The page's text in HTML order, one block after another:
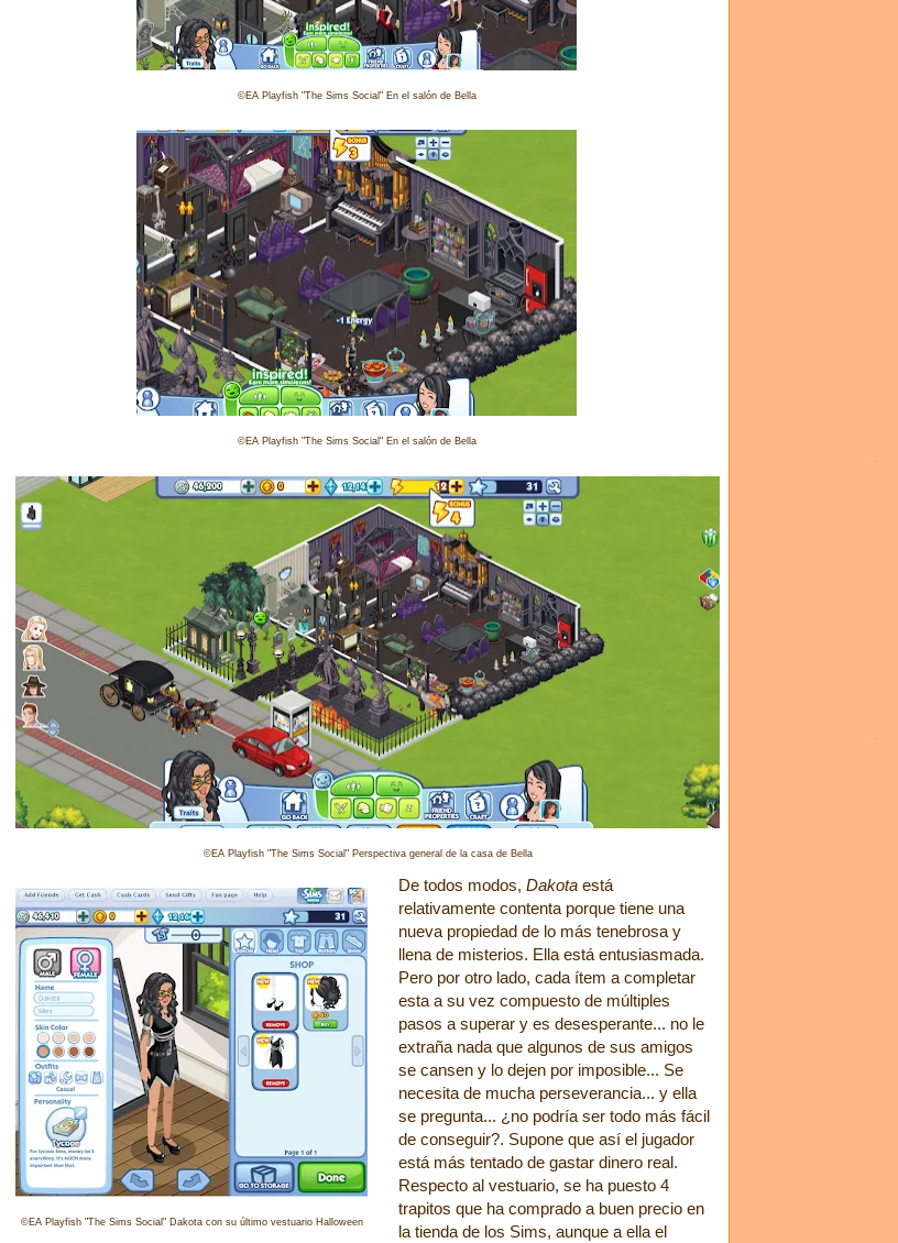
©EA Playfish "The Sims Social" En el salón de Bella
©EA Playfish "The Sims Social" En el salón de Bella
©EA Playfish "The Sims Social" Perspectiva general de la casa de Bella
©EA Playfish "The Sims Social" Dakota con su último vestuario Halloween
De todos modos, Dakota está
relativamente contenta porque tiene una
nueva propiedad de lo más tenebrosa y
llena de misterios. Ella está entusiasmada.
Pero por otro lado, cada ítem a completar
esta a su vez compuesto de múltiples
pasos a superar y es desesperante... no le
extraña nada que algunos de sus amigos
se cansen y lo dejen por imposible... Se
necesita de mucha perseverancia... y ella
se pregunta... ¿no podría ser todo más fácil
de conseguir?. Supone que así el jugador
está más tentado de gastar dinero real.
Respecto al vestuario, se ha puesto 4
trapitos que ha comprado a buen precio en
la tienda de los Sims, aunque a ella el